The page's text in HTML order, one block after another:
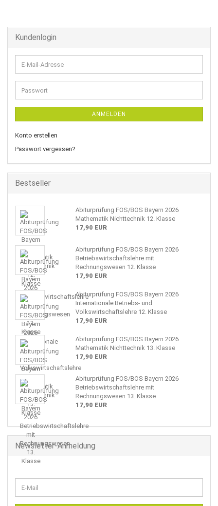
Kundenlogin
E-
Mail-
Adresse
Passwort
ANMELDEN
Konto erstellen
Passwort vergessen?
Bestseller
Abiturprüfung FOS/BOS Bayern 2026
Mathematik Nichttechnik 12. Klasse
17,90 EUR
Abiturprüfung FOS/BOS Bayern 2026
Betriebswirtschaftslehre mit
Rechnungswesen 12. Klasse
17,90 EUR
Abiturprüfung FOS/BOS Bayern 2026
Internationale Betriebs- und
Volkswirtschaftslehre 12. Klasse
17,90 EUR
Abiturprüfung FOS/BOS Bayern 2026
Mathematik Nichttechnik 13. Klasse
17,90 EUR
Abiturprüfung FOS/BOS Bayern 2026
Betriebswirtschaftslehre mit
Rechnungswesen 13. Klasse
17,90 EUR
Newsletter-Anmeldung
ZUR
E-
Mail